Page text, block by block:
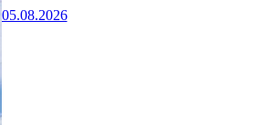
05.08.2026